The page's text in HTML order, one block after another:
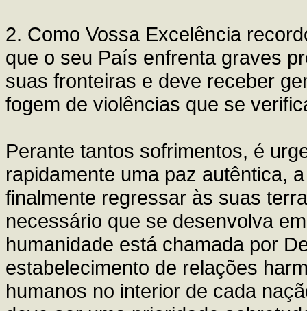
2. Como Vossa Excelência
que o seu País enfrenta graves
suas fronteiras e deve receber
fogem de violências que se
Perante tantos sofrimentos, é
rapidamente uma paz autêntica,
finalmente regressar às suas
necessário que se desenvolva
humanidade está chamada por
estabelecimento de relações
humanos no interior de cada